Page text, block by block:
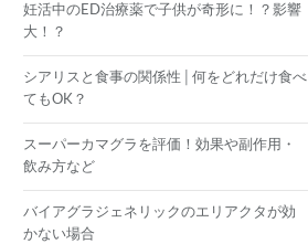
妊活中のED治療薬で子供が奇形に！？影響
大！？
シアリスと食事の関係性│何をどれだけ食べ
てもOK？
スーパーカマグラを評価！効果や副作用・
飲み方など
バイアグラジェネリックのエリアクタが効
かない場合